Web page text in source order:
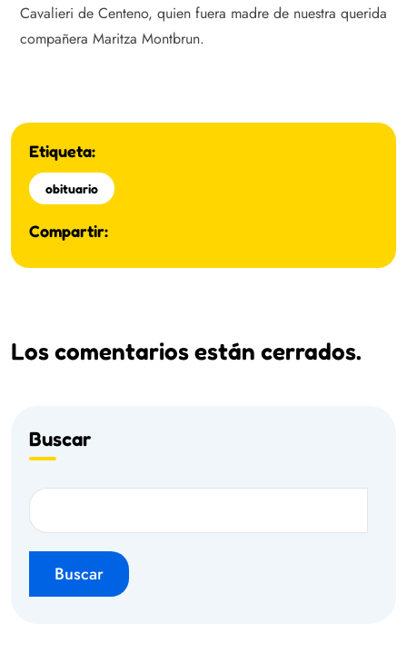
Cavalieri de Centeno, quien fuera madre de nuestra querida
compañera Maritza Montbrun.
Etiqueta:
obituario
Compartir:
Los comentarios están cerrados.
Buscar
Buscar